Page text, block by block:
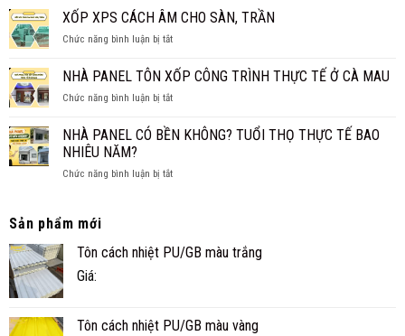
NHIỆT
TRẦN
THỐNG?
PANEL
4
GIA
NHỎ
NHANH
XỐP XPS CÁCH ÂM CHO SÀN, TRẦN
Chức năng bình luận bị tắtở
XPS
CÁCH
ÂM
SÀN,
NHÀ PANEL TÔN XỐP CÔNG TRÌNH THỰC TẾ Ở CÀ MAU
Chức năng bình luận bị tắtở
PANEL
TÔN
CÔNG
CÀ
NHÀ PANEL CÓ BỀN KHÔNG? TUỔI THỌ THỰC TẾ BAO
NHIÊU NĂM?
Chức năng bình luận bị tắtở
KHÔNG?
BAO
Sản phẩm mới
Tôn cách nhiệt PU/GB màu trắng
Giá:
Tôn cách nhiệt PU/GB màu vàng